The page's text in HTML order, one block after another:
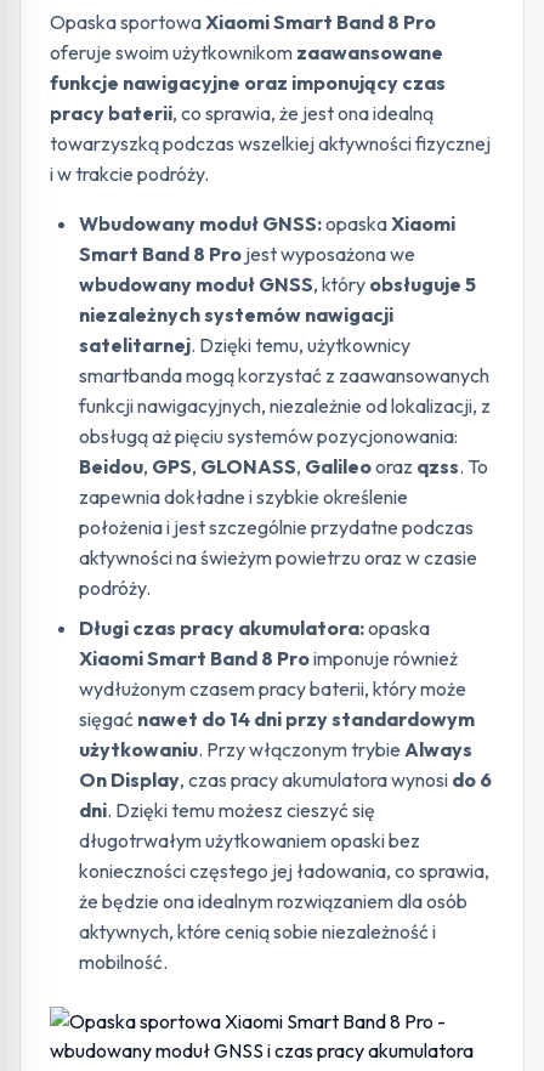
Opaska sportowaXiaomi Smart Band 8 Pro
oferuje swoim użytkownikom zaawansowane
funkcje nawigacyjne oraz imponujący czas
pracy baterii, co sprawia, że jest ona idealną
towarzyszką podczas wszelkiej aktywności fizycznej
i w trakcie podróży.
Wbudowany moduł GNSS:opaskaXiaomi
Smart Band 8 Pro jest wyposażona we
wbudowany moduł GNSS, który obsługuje 5
niezależnych systemów nawigacji
satelitarnej. Dzięki temu, użytkownicy
smartbanda mogą korzystać z zaawansowanych
funkcji nawigacyjnych, niezależnie od lokalizacji, z
obsługą aż pięciu systemów pozycjonowania:
Beidou, GPS, GLONASS, Galileooraz qzss. To
zapewnia dokładne i szybkie określenie
położenia i jest szczególnie przydatne podczas
aktywności na świeżym powietrzu oraz w czasie
podróży.
Długi czas pracy akumulatora:opaska
Xiaomi Smart Band 8 Proimponuje również
wydłużonym czasem pracy baterii, który może
sięgać nawet do 14 dni przy standardowym
użytkowaniu. Przy włączonym trybie Always
On Display, czas pracy akumulatora wynosi do 6
dni. Dzięki temu możesz cieszyć się
długotrwałym użytkowaniem opaski bez
konieczności częstego jej ładowania, co sprawia,
że będzie ona idealnym rozwiązaniem dla osób
aktywnych, które cenią sobie niezależność i
mobilność.